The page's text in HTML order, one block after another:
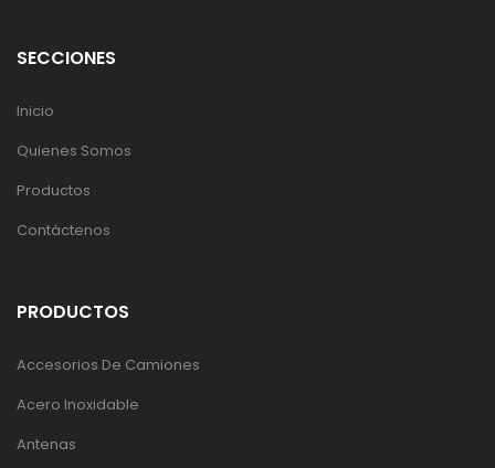
SECCIONES
Inicio
Quienes Somos
Productos
Contáctenos
PRODUCTOS
Accesorios De Camiones
Acero Inoxidable
Antenas